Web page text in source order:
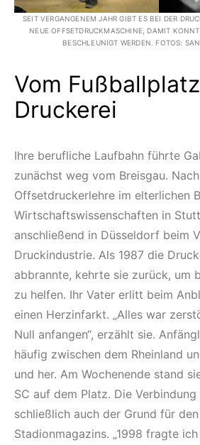
SEIT VERGANGENEM JAHR GIBT ES BEI DER
NEUE OFFSETDRUCKMASCHINE, DAMIT
BESCHLEUNIGT WERDEN. FOTOS:
Vom
Druckerei
Ihre berufliche Laufbahn führte
zunächst weg vom Breisgau.
Offsetdruckerlehre im elterlichen
Wirtschaftswissenschaften in
anschließend in Düsseldorf beim
Druckindustrie. Als 1987 die
abbrannte, kehrte sie zurück, um
zu helfen. Ihr Vater erlitt beim
einen Herzinfarkt. „Alles war
Null anfangen“, erzählt sie.
häufig zwischen dem Rheinland
und her. Am Wochenende stand
SC auf dem Platz. Die
schließlich auch der Grund für
Stadionmagazins. „1998 fragte